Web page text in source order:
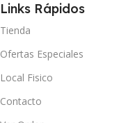
Links Rápidos
Tienda
Ofertas Especiales
Local Fisico
Contacto